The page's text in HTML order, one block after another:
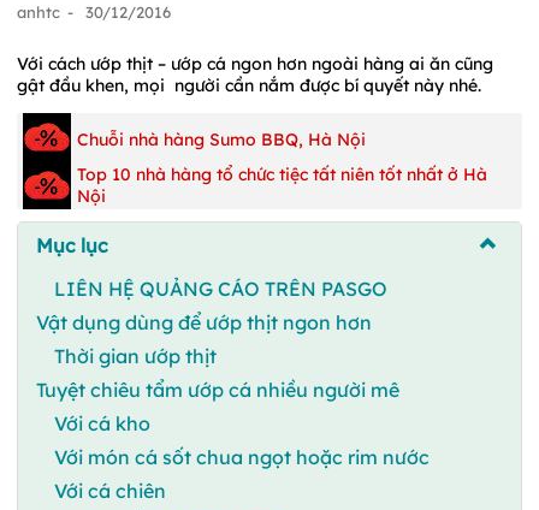
anhtc - 30/12/2016
Với cách ướp thịt – ướp cá ngon hơn ngoài hàng ai ăn cũng
gật đầu khen, mọi người cần nắm được bí quyết này nhé.
Chuỗi nhà hàng Sumo BBQ, Hà Nội
Top 10 nhà hàng tổ chức tiệc tất niên tốt nhất ở Hà
Nội
Mục lục
LIÊN HỆ QUẢNG CÁO TRÊN PASGO
Vật dụng dùng để ướp thịt ngon hơn
Thời gian ướp thịt
Tuyệt chiêu tẩm ướp cá nhiều người mê
Với cá kho
Với món cá sốt chua ngọt hoặc rim nước
Với cá chiên